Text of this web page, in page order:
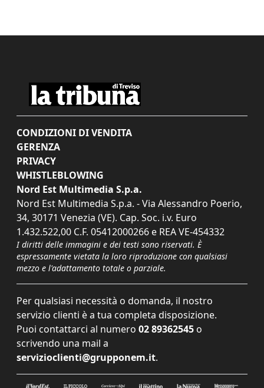
CONDIZIONI DI VENDITA
GERENZA
PRIVACY
WHISTLEBLOWING
Nord Est Multimedia S.p.a.
Nord Est Multimedia S.p.a. - Via Alessandro Poerio,
34, 30171 Venezia (VE). Cap. Soc. i.v. Euro
1.432.522,00 C.F. 05412000266 e REA VE-454332
I diritti delle immagini e dei testi sono riservati. È
espressamente vietata la loro riproduzione con qualsiasi
mezzo e l'adattamento totale o parziale.
Per qualsiasi necessità o domanda, il nostro
servizio clienti è a tua completa disposizione.
Puoi contattarci al numero 02 89362545 o
scrivendo una mail a
servizioclienti@grupponem.it.